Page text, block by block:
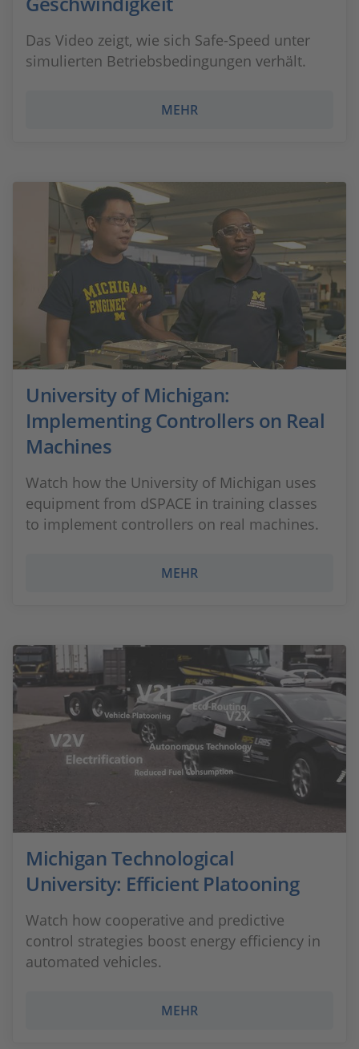
Das Video zeigt, wie sich Safe-Speed unter
simulierten Betriebsbedingungen verhält.
MEHR
University of Michigan:
Implementing Controllers on Real
Machines
Watch how the University of Michigan uses
equipment from dSPACE in training classes
to implement controllers on real machines.
MEHR
Michigan Technological
University: Efficient Platooning
Watch how cooperative and predictive
control strategies boost energy efficiency in
automated vehicles.
MEHR